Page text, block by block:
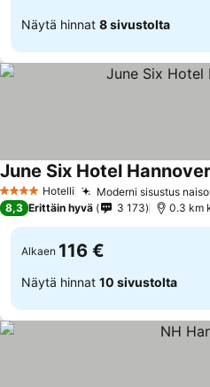
Näytä hinnat 8 sivustolta
4 Tähtiluokitus
Hotelli Moderni sisustus
June Six Hotel
8,3 Erittäin hyvä 3 173
Alkaen 116 €
Näytä hinnat 10 sivustolta